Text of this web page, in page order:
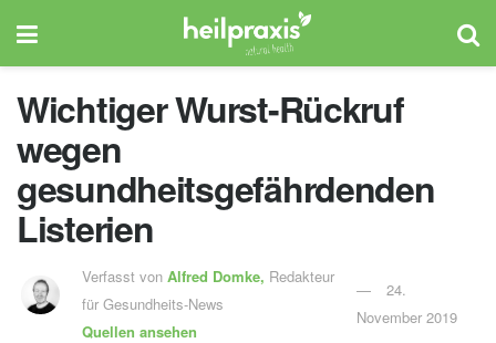
Wichtiger Wurst-Rückruf
wegen
gesundheitsgefährdenden
Listerien
Verfasst von Alfred Domke, Redakteur
für Gesundheits-News
Quellen ansehen
24.
November 2019